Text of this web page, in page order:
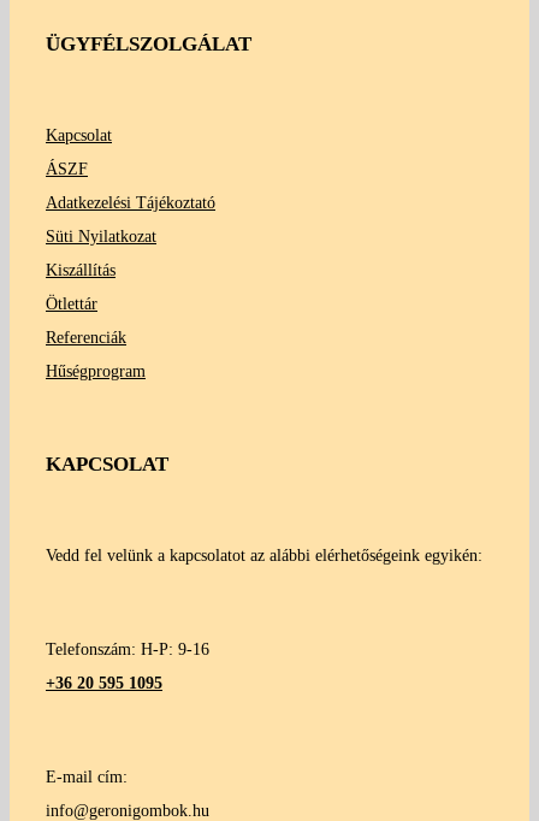
ÜGYFÉLSZOLGÁLAT
Kapcsolat
ÁSZF
Adatkezelési Tájékoztató
Süti Nyilatkozat
Kiszállítás
Ötlettár
Referenciák
Hűségprogram
KAPCSOLAT
Vedd fel velünk a kapcsolatot az alábbi elérhetőségeink egyikén:
Telefonszám: H-P: 9-16
+36 20 595 1095
E-mail cím:
info@geronigombok.hu